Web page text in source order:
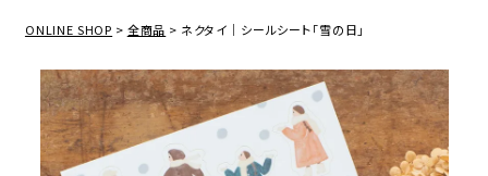
ONLINE SHOP 全商品 ネクタイ｜シールシート「雪の日」